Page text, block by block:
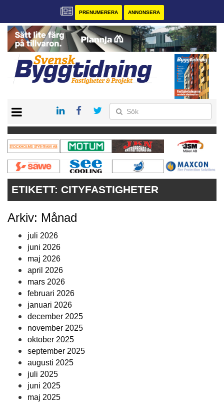
PRENUMERERA ANNONSERA
PRENUMERERA
VÅRA ANDRA MAGASIN
ANNONSERA
KONTAKT
ETIKETT: CITYFASTIGHETER
Arkiv: Månad
juli 2026
juni 2026
maj 2026
april 2026
mars 2026
februari 2026
januari 2026
december 2025
november 2025
oktober 2025
september 2025
augusti 2025
juli 2025
juni 2025
maj 2025